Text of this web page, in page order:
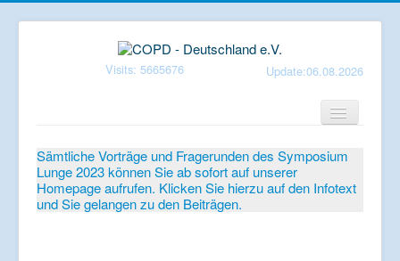
Visits: 5665676 Update:06.08.2026
Verein
Patientenbroschüren
Sämtliche Vorträge und Fragerunden des Symposium
Lunge 2023 können Sie ab sofort auf unserer
Homepage aufrufen. Klicken Sie hierzu auf den Infotext
und Sie gelangen zu den Beiträgen.